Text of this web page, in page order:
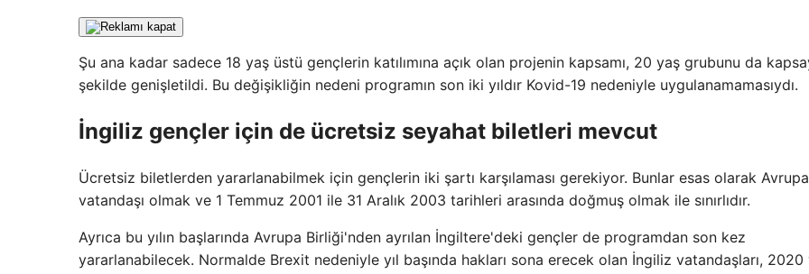
Şu ana kadar sadece 18 yaş üstü gençlerin katılımına açık olan projenin kapsamı, 20 yaş grubunu da
şekilde genişletildi. Bu değişikliğin nedeni programın son iki yıldır Kovid-19 nedeniyle uygulanamamasıydı.
İngiliz gençler için de ücretsiz seyahat biletleri mevcut
Ücretsiz biletlerden yararlanabilmek için gençlerin iki şartı karşılaması gerekiyor. Bunlar esas olarak
vatandaşı olmak ve 1 Temmuz 2001 ile 31 Aralık 2003 tarihleri ​​arasında doğmuş olmak ile sınırlıdır.
Ayrıca bu yılın başlarında Avrupa Birliği'nden ayrılan İngiltere'deki gençler de programdan son kez
yararlanabilecek. Normalde Brexit nedeniyle yıl başında hakları sona erecek olan İngiliz vatandaşları, 2020